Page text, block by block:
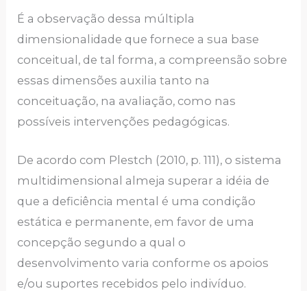
É a observação dessa múltipla
dimensionalidade que fornece a sua base
conceitual, de tal forma, a compreensão sobre
essas dimensões auxilia tanto na
conceituação, na avaliação, como nas
possíveis intervenções pedagógicas.
De acordo com Plestch (2010, p. 111), o sistema
multidimensional almeja superar a idéia de
que a deficiência mental é uma condição
estática e permanente, em favor de uma
concepção segundo a qual o
desenvolvimento varia conforme os apoios
e/ou suportes recebidos pelo indivíduo.